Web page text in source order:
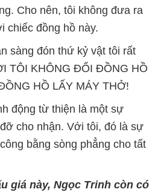
Cho nên, tôi không đưa ra
chiếc đồng hồ này.
sàng đón thứ kỷ vật tôi rất
TÔI KHÔNG ĐỔI ĐỒNG HỒ
HỒ LẤY MÁY THỞ!
động từ thiện là một sự
cho nhận. Với tôi, đó là sự
bằng sòng phẳng cho tất
giá này, Ngọc Trinh còn có